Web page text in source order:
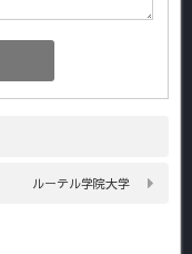
ルーテル学院大学